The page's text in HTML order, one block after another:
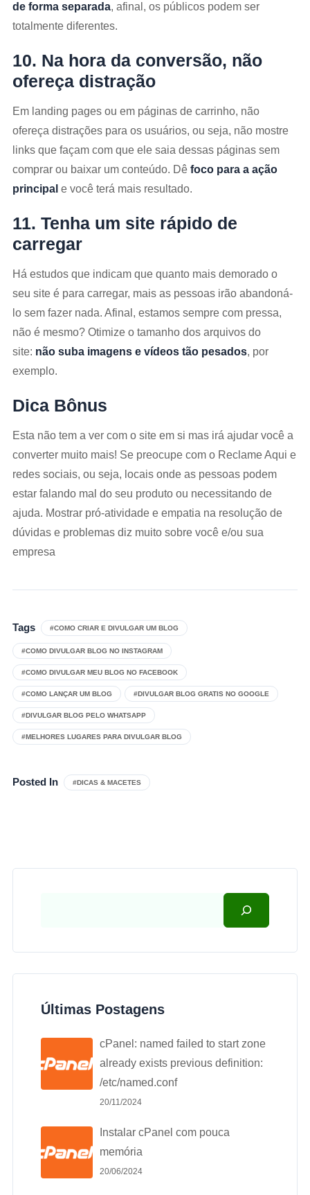
de forma separada, afinal, os públicos podem ser
totalmente diferentes.
10. Na hora da conversão, não
ofereça distração
Em landing pages ou em páginas de carrinho, não
ofereça distrações para os usuários, ou seja, não mostre
links que façam com que ele saia dessas páginas sem
comprar ou baixar um conteúdo. Dê foco para a ação
principal e você terá mais resultado.
11. Tenha um site rápido de
carregar
Há estudos que indicam que quanto mais demorado o
seu site é para carregar, mais as pessoas irão abandoná-
lo sem fazer nada. Afinal, estamos sempre com pressa,
não é mesmo? Otimize o tamanho dos arquivos do
site: não suba imagens e vídeos tão pesados, por
exemplo.
Dica Bônus
Esta não tem a ver com o site em si mas irá ajudar você a
converter muito mais! Se preocupe com o Reclame Aqui e
redes sociais, ou seja, locais onde as pessoas podem
estar falando mal do seu produto ou necessitando de
ajuda. Mostrar pró-atividade e empatia na resolução de
dúvidas e problemas diz muito sobre você e/ou sua
empresa
Tags #COMO CRIAR E DIVULGAR UM BLOG
#COMO DIVULGAR BLOG NO INSTAGRAM
#COMO DIVULGAR MEU BLOG NO FACEBOOK
#COMO LANÇAR UM BLOG #DIVULGAR BLOG GRATIS NO GOOGLE
#DIVULGAR BLOG PELO WHATSAPP
#MELHORES LUGARES PARA DIVULGAR BLOG
Posted In #DICAS & MACETES
Últimas Postagens
cPanel: named failed to start zone
already exists previous definition:
/etc/named.conf
20/11/2024
Instalar cPanel com pouca
memória
20/06/2024